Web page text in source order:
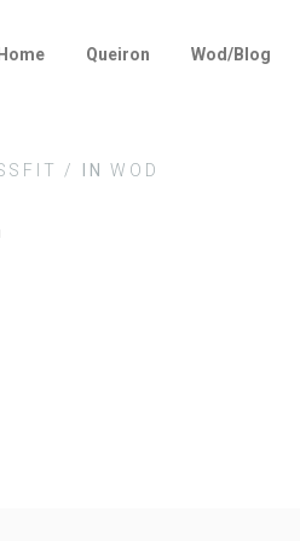
Home Queiron Wod/Blog
/ IN WOD